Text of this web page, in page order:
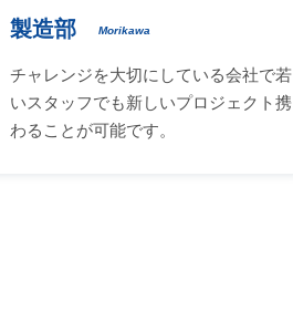
製造部 Morikawa
チャレンジを大切にしている会社で若
いスタッフでも新しいプロジェクト携
わることが可能です。